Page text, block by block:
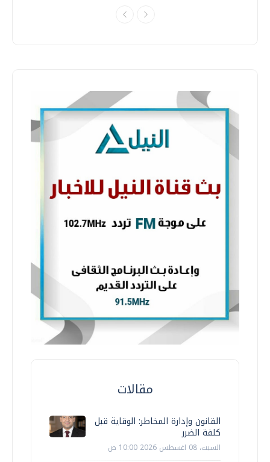
مقالات
القانون وإدارة المخاطر: الوقاية قبل
كلفة الضرر
السبت، 08 اغسطس 2026 10:00 ص